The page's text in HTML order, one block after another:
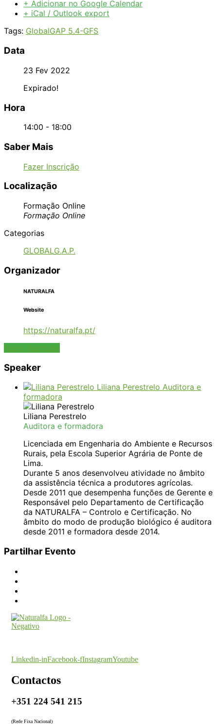
+ Adicionar no Google Calendar
+ iCal / Outlook export
Tags: GlobalGAP 5.4-GFS
Data
23 Fev 2022
Expirado!
Hora
14:00 - 18:00
Saber Mais
Fazer Inscrição
Localização
Formação Online
Formação Online
Categorias
GLOBALG.A.P.
Organizador
NATURALFA
Website
https://naturalfa.pt/
Fazer Inscrição
Speaker
Liliana Perestrelo Auditora e
formadora
Liliana Perestrelo
Auditora e formadora
Licenciada em Engenharia do Ambiente e Recursos
Rurais, pela Escola Superior Agrária de Ponte de
Lima.
Durante 5 anos desenvolveu atividade no âmbito
da assistência técnica a produtores agrícolas.
Desde 2011 que desempenha funções de Gerente e
Responsável pelo Departamento de Certificação
da NATURALFA – Controlo e Certificação. No
âmbito do modo de produção biológico é auditora
desde 2011 e formadora desde 2014.
Partilhar Evento
Linkedin-inFacebook-fInstagramYoutube
Contactos
+351 224 541 215
(Rede Fixa Nacional)